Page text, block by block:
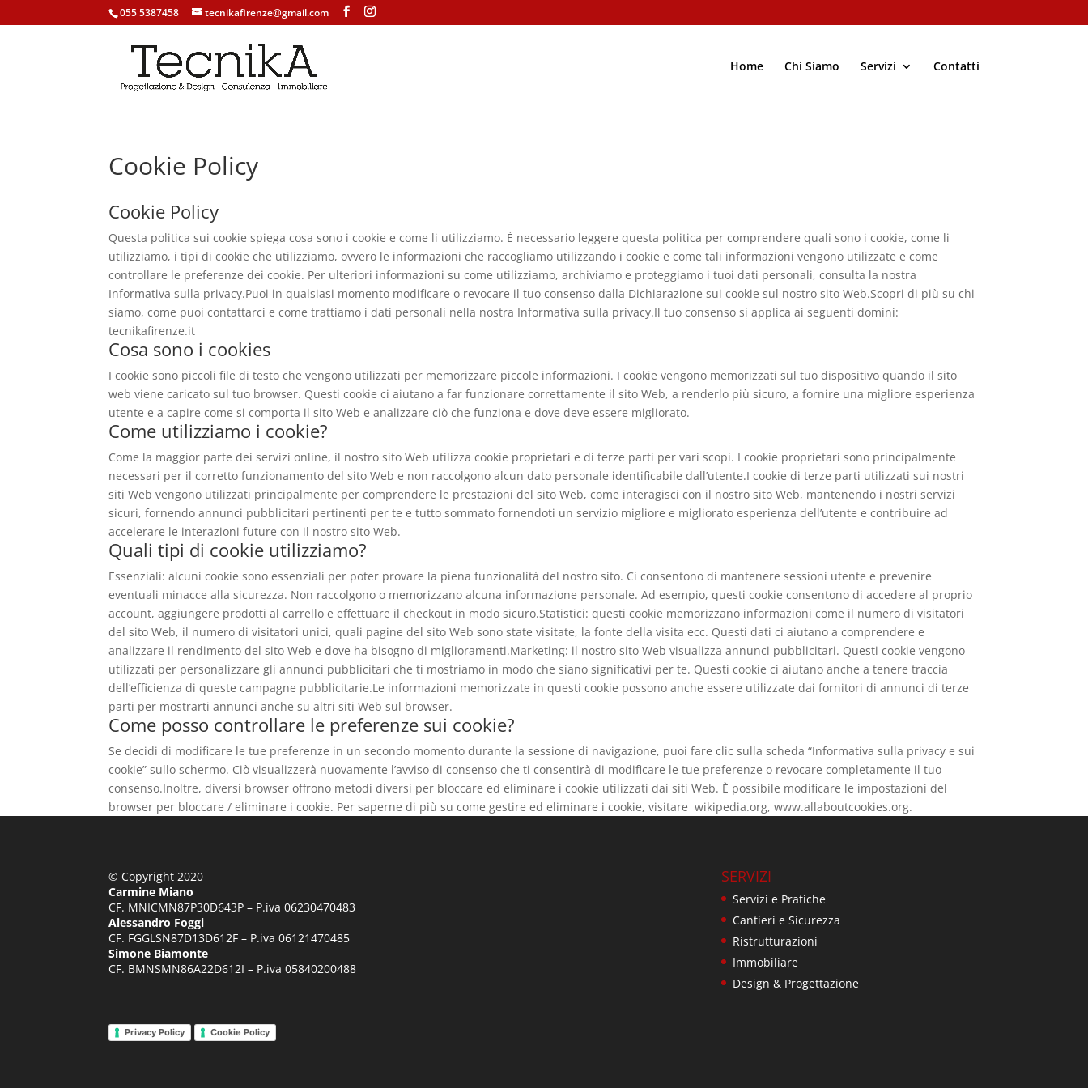
055 5387458 tecnikafirenze@gmail.com
Home Chi Siamo Servizi Contatti
Cookie Policy
Cookie Policy
Questa politica sui cookie spiega cosa sono i cookie e come li utilizziamo. È necessario leggere questa politica per comprendere quali sono i cookie, come li
utilizziamo, i tipi di cookie che utilizziamo, ovvero le informazioni che raccogliamo utilizzando i cookie e come tali informazioni vengono utilizzate e come
controllare le preferenze dei cookie. Per ulteriori informazioni su come utilizziamo, archiviamo e proteggiamo i tuoi dati personali, consulta la nostra
Informativa sulla privacy.Puoi in qualsiasi momento modificare o revocare il tuo consenso dalla Dichiarazione sui cookie sul nostro sito Web.Scopri di più su chi
siamo, come puoi contattarci e come trattiamo i dati personali nella nostra Informativa sulla privacy.Il tuo consenso si applica ai seguenti domini:
tecnikafirenze.it
Cosa sono i cookies
I cookie sono piccoli file di testo che vengono utilizzati per memorizzare piccole informazioni. I cookie vengono memorizzati sul tuo dispositivo quando il sito
web viene caricato sul tuo browser. Questi cookie ci aiutano a far funzionare correttamente il sito Web, a renderlo più sicuro, a fornire una migliore esperienza
utente e a capire come si comporta il sito Web e analizzare ciò che funziona e dove deve essere migliorato.
Come utilizziamo i cookie?
Come la maggior parte dei servizi online, il nostro sito Web utilizza cookie proprietari e di terze parti per vari scopi. I cookie proprietari sono principalmente
necessari per il corretto funzionamento del sito Web e non raccolgono alcun dato personale identificabile dall’utente.I cookie di terze parti utilizzati sui nostri
siti Web vengono utilizzati principalmente per comprendere le prestazioni del sito Web, come interagisci con il nostro sito Web, mantenendo i nostri servizi
sicuri, fornendo annunci pubblicitari pertinenti per te e tutto sommato fornendoti un servizio migliore e migliorato esperienza dell’utente e contribuire ad
accelerare le interazioni future con il nostro sito Web.
Quali tipi di cookie utilizziamo?
Essenziali: alcuni cookie sono essenziali per poter provare la piena funzionalità del nostro sito. Ci consentono di mantenere sessioni utente e prevenire
eventuali minacce alla sicurezza. Non raccolgono o memorizzano alcuna informazione personale. Ad esempio, questi cookie consentono di accedere al proprio
account, aggiungere prodotti al carrello e effettuare il checkout in modo sicuro.Statistici: questi cookie memorizzano informazioni come il numero di visitatori
del sito Web, il numero di visitatori unici, quali pagine del sito Web sono state visitate, la fonte della visita ecc. Questi dati ci aiutano a comprendere e
analizzare il rendimento del sito Web e dove ha bisogno di miglioramenti.Marketing: il nostro sito Web visualizza annunci pubblicitari. Questi cookie vengono
utilizzati per personalizzare gli annunci pubblicitari che ti mostriamo in modo che siano significativi per te. Questi cookie ci aiutano anche a tenere traccia
dell’efficienza di queste campagne pubblicitarie.Le informazioni memorizzate in questi cookie possono anche essere utilizzate dai fornitori di annunci di terze
parti per mostrarti annunci anche su altri siti Web sul browser.
Come posso controllare le preferenze sui cookie?
Se decidi di modificare le tue preferenze in un secondo momento durante la sessione di navigazione, puoi fare clic sulla scheda “Informativa sulla privacy e sui
cookie” sullo schermo. Ciò visualizzerà nuovamente l’avviso di consenso che ti consentirà di modificare le tue preferenze o revocare completamente il tuo
consenso.Inoltre, diversi browser offrono metodi diversi per bloccare ed eliminare i cookie utilizzati dai siti Web. È possibile modificare le impostazioni del
browser per bloccare / eliminare i cookie. Per saperne di più su come gestire ed eliminare i cookie, visitare wikipedia.org, www.allaboutcookies.org.
© Copyright 2020
Carmine Miano
CF. MNICMN87P30D643P – P.iva 06230470483
Alessandro Foggi
CF. FGGLSN87D13D612F – P.iva 06121470485
Simone Biamonte
CF. BMNSMN86A22D612I – P.iva 05840200488
Privacy Policy Cookie Policy
SERVIZI
Servizi e Pratiche
Cantieri e Sicurezza
Ristrutturazioni
Immobiliare
Design & Progettazione